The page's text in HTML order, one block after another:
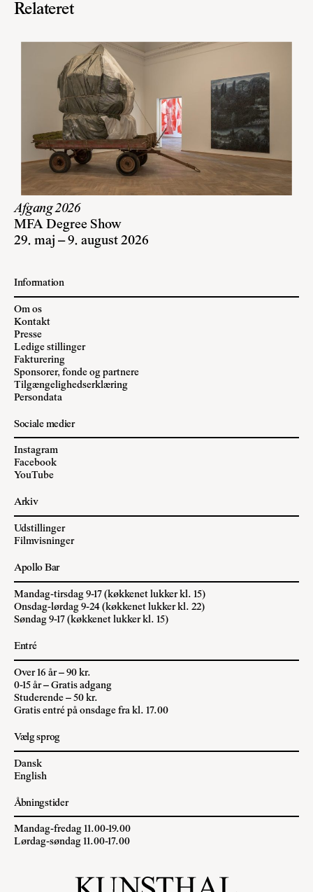
Relateret
Afgang 2026
MFA Degree Show
29. maj – 9. august 2026
Information
Om os
Kontakt
Presse
Ledige stillinger
Fakturering
Sponsorer, fonde og partnere
Tilgængelighedserklæring
Persondata
Sociale medier
Instagram
Facebook
YouTube
Arkiv
Udstillinger
Filmvisninger
Apollo Bar
Mandag-tirsdag 9-17 (køkkenet lukker kl. 15)
Onsdag-lørdag 9-24 (køkkenet lukker kl. 22)
Søndag 9-17 (køkkenet lukker kl. 15)
Entré
Over 16 år – 90 kr.
0-15 år – Gratis adgang
Studerende – 50 kr.
Gratis entré på onsdage fra kl. 17.00
Vælg sprog
Dansk
English
Åbningstider
Mandag-fredag 11.00-19.00
Lørdag-søndag 11.00-17.00